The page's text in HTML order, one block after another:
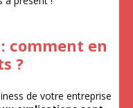
comment en
?
de votre entreprise